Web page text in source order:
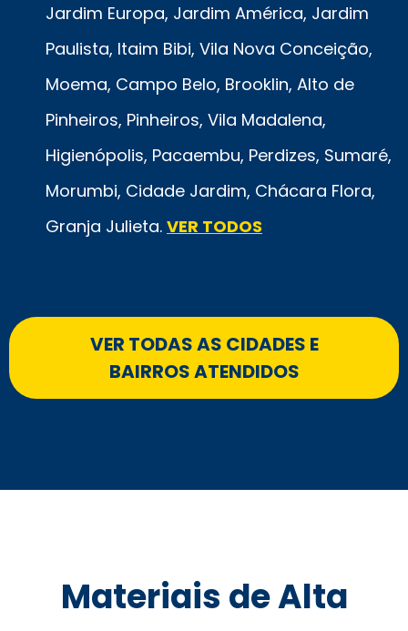
Jardim Europa, Jardim América, Jardim
Paulista, Itaim Bibi, Vila Nova Conceição,
Moema, Campo Belo, Brooklin, Alto de
Pinheiros, Pinheiros, Vila Madalena,
Higienópolis, Pacaembu, Perdizes, Sumaré,
Morumbi, Cidade Jardim, Chácara Flora,
Granja Julieta. VER TODOS
VER TODAS AS CIDADES E
BAIRROS ATENDIDOS
Materiais de Alta